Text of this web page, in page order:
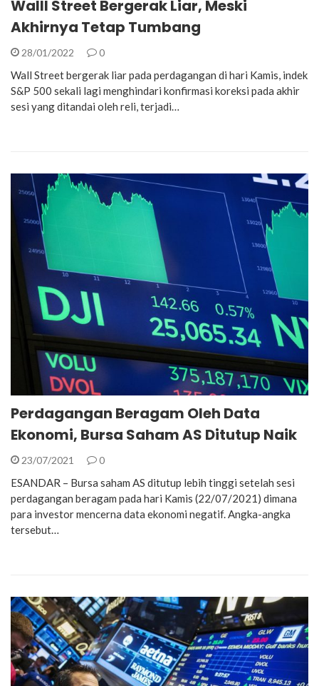
Walll Street Bergerak Liar, Meski
Akhirnya Tetap Tumbang
28/01/2022 0
Wall Street bergerak liar pada perdagangan di hari Kamis, indek
S&P 500 sekali lagi menghindari konfirmasi koreksi pada akhir
sesi yang ditandai oleh reli, terjadi…
Perdagangan Beragam Oleh Data
Ekonomi, Bursa Saham AS Ditutup Naik
23/07/2021 0
ESANDAR – Bursa saham AS ditutup lebih tinggi setelah sesi
perdagangan beragam pada hari Kamis (22/07/2021) dimana
para investor mencerna data ekonomi negatif. Angka-angka
tersebut…